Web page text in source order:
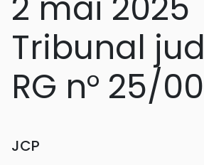
Tribunal
RG n° 25/
JCP